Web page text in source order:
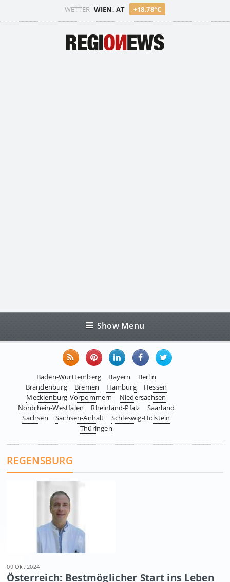
WETTER WIEN, AT +18.78°C
Show Menu
Baden-Württemberg Bayern
Berlin
Brandenburg
Bremen Hamburg
Hessen
Mecklenburg-Vorpommern
Niedersachsen
Nordrhein-Westfalen
Rheinland-Pfalz
Saarland
Sachsen
Sachsen-Anhalt
Schleswig-Holstein
Thüringen
REGENSBURG
09 Okt 2024
Österreich: Bestmöglicher Start ins Leben